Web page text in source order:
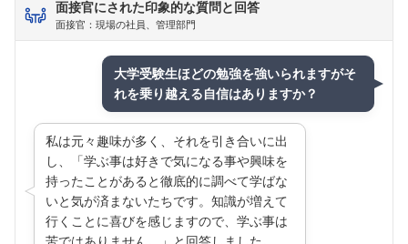
面接官にされた印象的な質問と回答
面接官：現場の社員、管理部門
大学受験生ほどの勉強を強いられますがそ
れを乗り越える自信はありますか？
私は元々趣味が多く、それを引き合いに出
し、「学ぶ事は好きで気になる事や興味を
持ったことがあると徹底的に調べて学ばな
いと気が済まないたちです。知識が増えて
行くことに喜びを感じますので、学ぶ事は
苦ではありません。」と回答しました。